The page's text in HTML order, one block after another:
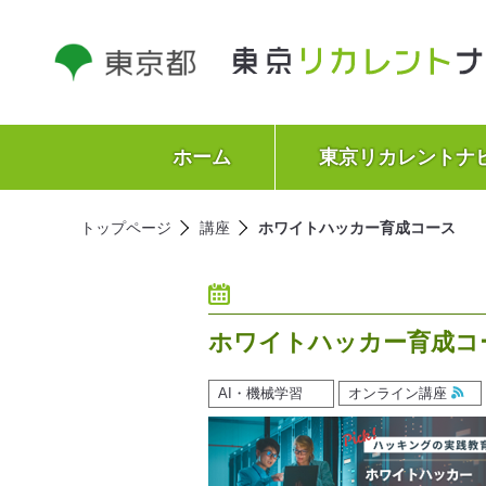
ホーム 東京リカレントナ
トップページ 講座 ホワイトハッカー育成コース
ホワイトハッカー育成コ
AI・機械学習 オンライン講座